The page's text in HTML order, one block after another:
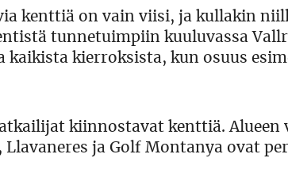
kenttiä on vain viisi, ja kullakin
tunnetuimpiin kuuluvassa
kierroksista, kun osuus
kiinnostavat kenttiä. Alueen
ja Golf Montanya ovat